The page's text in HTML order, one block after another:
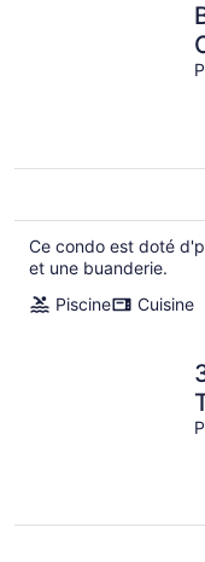
Ce condo est doté
et une buanderie.
Piscine
Cuisine